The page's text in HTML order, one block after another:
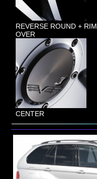
REVERSE ROUND + RIM
OVER
CENTER